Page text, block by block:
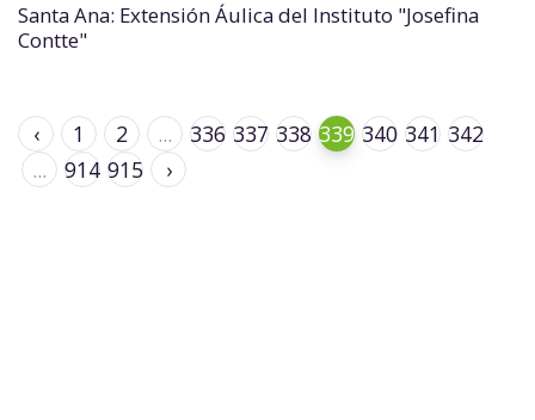
Santa Ana: Extensión Áulica del Instituto "Josefina
Contte"
‹ 1 2 ... 336 337 338 339 340 341 342
...
914 915 ›